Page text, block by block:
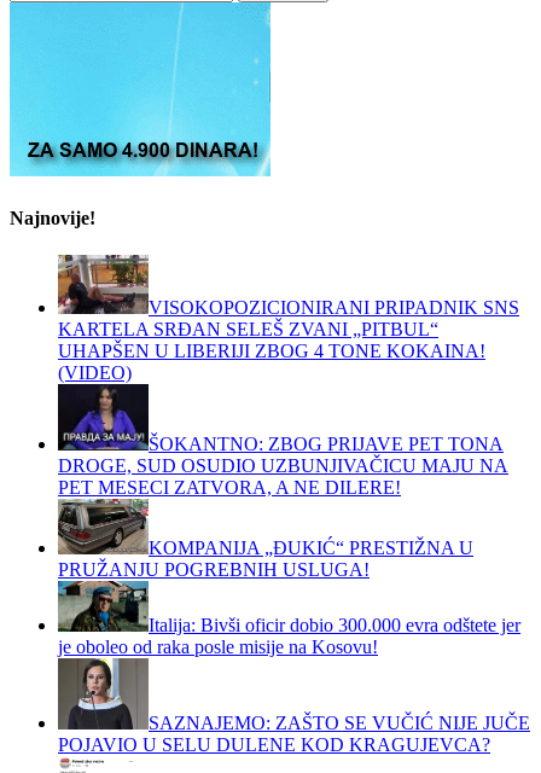
за:
Najnovije!
VISOKOPOZICIONIRANI PRIPADNIK SNS
KARTELA SRĐAN SELEŠ ZVANI „PITBUL“
UHAPŠEN U LIBERIJI ZBOG 4 TONE KOKAINA!
(VIDEO)
ŠOKANTNO: ZBOG PRIJAVE PET TONA
DROGE, SUD OSUDIO UZBUNJIVAČICU MAJU NA
PET MESECI ZATVORA, A NE DILERE!
KOMPANIJA „ĐUKIĆ“ PRESTIŽNA U
PRUŽANJU POGREBNIH USLUGA!
Italija: Bivši oficir dobio 300.000 evra odštete jer
je oboleo od raka posle misije na Kosovu!
SAZNAJEMO: ZAŠTO SE VUČIĆ NIJE JUČE
POJAVIO U SELU DULENE KOD KRAGUJEVCA?